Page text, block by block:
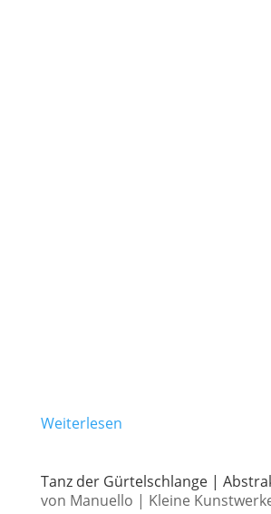
Weiterlesen
Tanz der Gürtelschlange |
von Manuello | Kleine